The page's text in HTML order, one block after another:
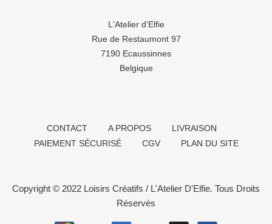
L'Atelier d'Elfie
Rue de Restaumont 97
7190 Ecaussinnes
Belgique
CONTACT A PROPOS
LIVRAISON
PAIEMENT SÉCURISÉ
CGV PLAN DU SITE
Copyright © 2022 Loisirs Créatifs / L'Atelier D'Elfie. Tous Droits
Réservés